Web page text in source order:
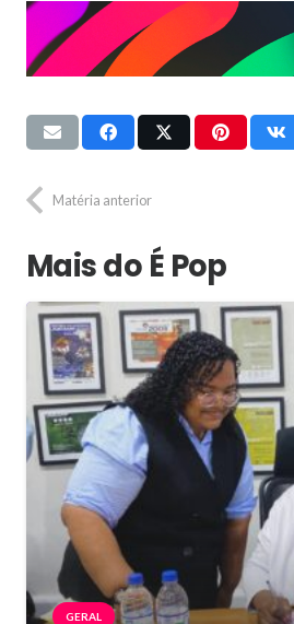
Matéria anterior
Mais do É Pop
GERAL